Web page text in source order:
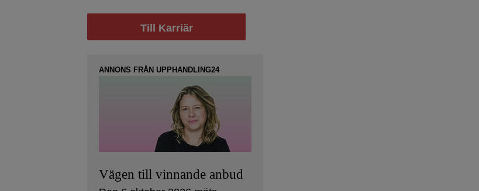
Till Karriär
ANNONS FRÅN UPPHANDLING24
Vägen till vinnande anbud